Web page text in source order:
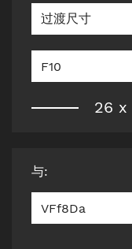
过渡尺寸
F10
26 x
与:
VFf8Da